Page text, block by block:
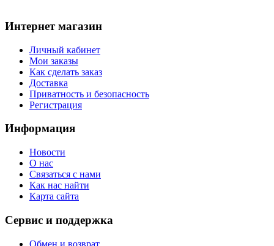
Интернет магазин
Личный кабинет
Мои заказы
Как сделать заказ
Доставка
Приватность и безопасность
Регистрация
Информация
Новости
О нас
Связаться с нами
Как нас найти
Карта сайта
Сервис и поддержка
Обмен и возврат